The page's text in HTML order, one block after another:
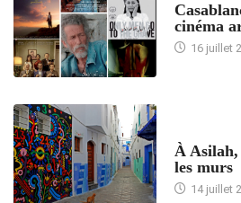
cinéma
16 juillet
À Asilah,
les murs
14 juillet